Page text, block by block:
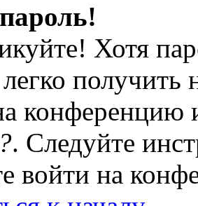
Хотя
получить
. Следуйте
войти на